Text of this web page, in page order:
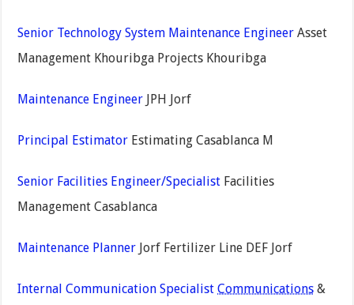
Senior Technology System Maintenance EngineerAsset
Management Khouribga Projects Khouribga
Maintenance EngineerJPH Jorf
Principal EstimatorEstimating Casablanca M
Senior Facilities Engineer/SpecialistFacilities
Management Casablanca
Maintenance PlannerJorf Fertilizer Line DEF Jorf
Internal Communication Specialist Communications&